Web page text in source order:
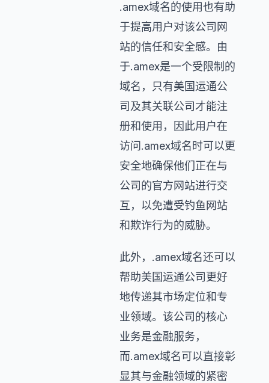
.amex域名的使用也有助
于提高用户对该公司网
站的信任和安全感。由
于.amex是一个受限制的
域名，只有美国运通公
司及其关联公司才能注
册和使用，因此用户在
访问.amex域名时可以更
安全地确保他们正在与
公司的官方网站进行交
互，以免遭受钓鱼网站
和欺诈行为的威胁。
此外，.amex域名还可以
帮助美国运通公司更好
地传递其市场定位和专
业领域。该公司的核心
业务是金融服务，
而.amex域名可以直接彰
显其与金融领域的紧密